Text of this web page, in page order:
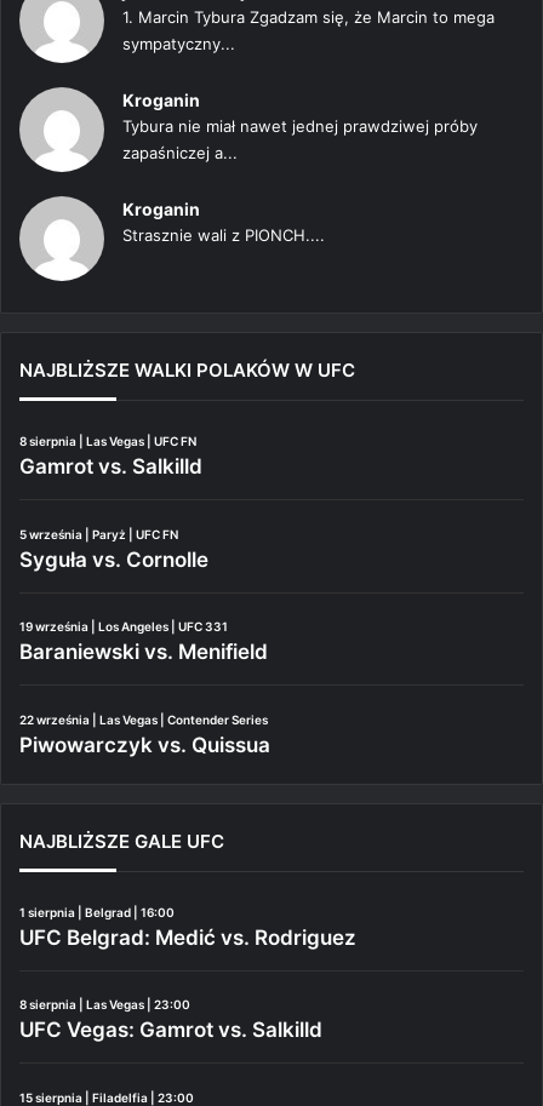
1. Marcin Tybura Zgadzam się, że Marcin to mega
sympatyczny...
Kroganin
Tybura nie miał nawet jednej prawdziwej próby
zapaśniczej a...
Kroganin
Strasznie wali z PIONCH....
NAJBLIŻSZE WALKI POLAKÓW W UFC
8 sierpnia | Las Vegas | UFC FN
Gamrot vs. Salkilld
5 września | Paryż | UFC FN
Syguła vs. Cornolle
19 września | Los Angeles | UFC 331
Baraniewski vs. Menifield
22 września | Las Vegas | Contender Series
Piwowarczyk vs. Quissua
NAJBLIŻSZE GALE UFC
1 sierpnia | Belgrad | 16:00
UFC Belgrad: Medić vs. Rodriguez
8 sierpnia | Las Vegas | 23:00
UFC Vegas: Gamrot vs. Salkilld
15 sierpnia | Filadelfia | 23:00